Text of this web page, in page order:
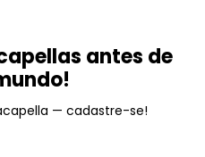
antes de
— cadastre-se!